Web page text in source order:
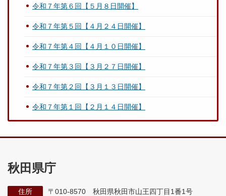
令和７年第６回【５月８日開催】
令和７年第５回【４月２４日開催】
令和７年第４回【４月１０日開催】
令和７年第３回【３月２７日開催】
令和７年第２回【３月１３日開催】
令和７年第１回【２月１４日開催】
秋田県庁
住所
〒010-8570 秋田県秋田市山王四丁目1番1号